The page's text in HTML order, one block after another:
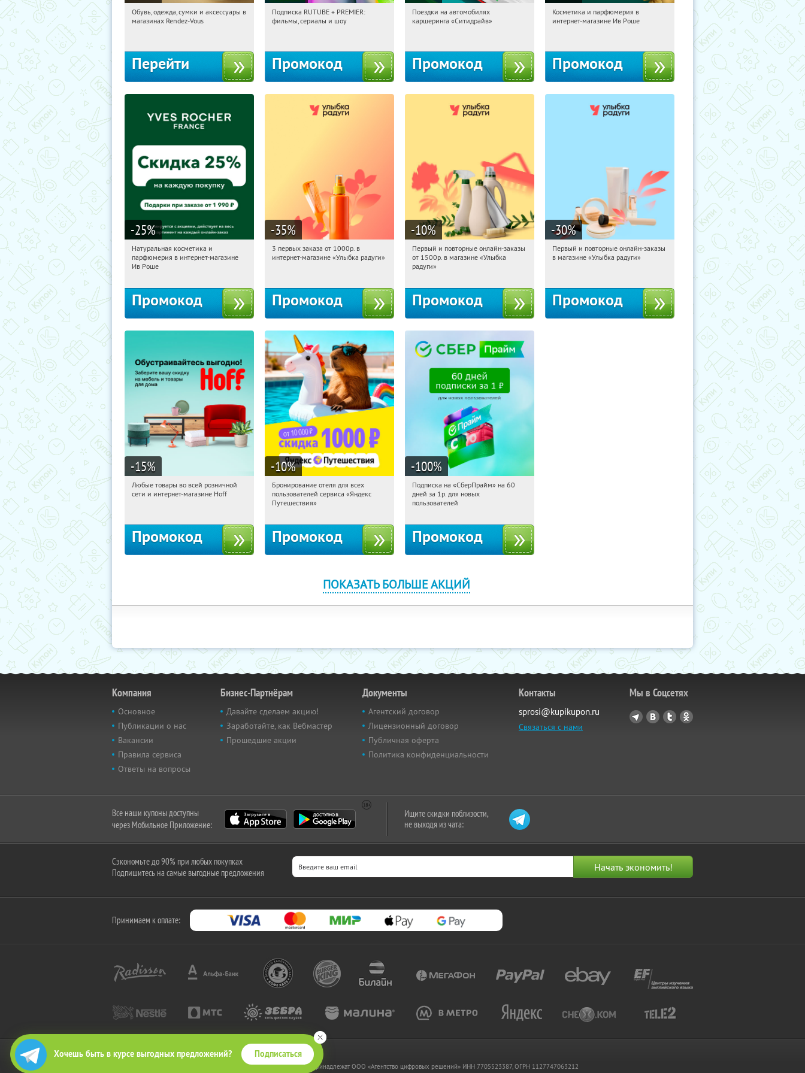
Хочешь быть в курсе выгодных предложений? Подписаться
11:09:15 Получили: 3
Обувь, одежда, сумки и аксессуары в
магазинах Rendez-Vous
Перейти
11:09:15 Получили:
Подписка RUTUBE + PREMIER:
фильмы, сериалы и шоу
Промокод
11:09:15
Получи первым!
Поездки на автомобилях
каршеринга «Ситидрайв»
Промокод
11:09:15 Получили:
Косметика и парфюмерия в
интернет-магазине Ив Роше
Промокод
-25%
11:09:15 Получили:
Россия
Натуральная косметика и
парфюмерия в интернет-магазине
Ив Роше
Промокод
-35%
11:09:15 Получили:
3 первых заказа от 1000р. в
интернет-магазине «Улыбка радуги»
Промокод
-10%
11:09:15 Получили:1
Россия
Первый и повторные онлайн-заказы
от 1500р. в магазине «Улыбка
радуги»
Промокод
-30%
11:09:15 Получили:2
Первый и повторные онлайн-заказы
в магазине «Улыбка радуги»
Промокод
-15%
11:09:15 Получили:
Любые товары во всей розничной
сети и интернет-магазине Hoff
Промокод
-10%
11:09:15 Получили:
Россия
Бронирование отеля для всех
пользователей сервиса «Яндекс
Путешествия»
Промокод
-100%
11:09:15 Получили:
Россия
Подписка на «СберПрайм» на 60
дней за 1р. для новых
пользователей
Промокод
ПОКАЗАТЬ БОЛЬШЕ АКЦИЙ
Компания
Основное
Публикации о нас
Вакансии
Правила сервиса
Ответы на вопросы
Бизнес-Партнёрам
Давайте сделаем акцию!
Заработайте, как Вебмастер
Прошедшие акции
Документы
Агентский договор
Лицензионный договор
Публичная оферта
Политика конфиденциальности
Контакты
sprosi@kupikupon.ru
Связаться с нами
Мы в Соцсетях
Все наши купоны доступны
через Мобильное Приложение:
Ищите скидки поблизости,
не выходя из чата:
Сэкономьте до 90% при любых покупках
Подпишитесь на самые выгодные предложения
Принимаем к оплате:
2010-2026 © КупиКупон. Все права защищены.
Все права на товарный знак "КупиКупон" и на сайт www.kupikupon.ru принадлежат OOO «Агентство цифровых решений» ИНН 7705523387, ОГРН 1127747063212